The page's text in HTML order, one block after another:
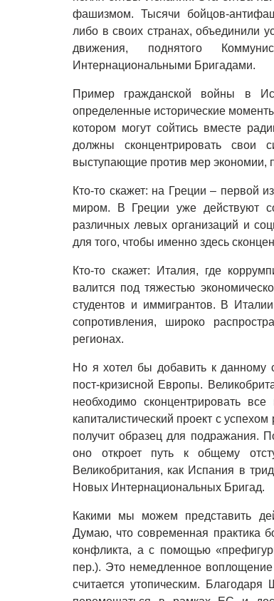
фашизмом. Тысячи бойцов-
либо в своих странах, объединили
движения, поднятого
Интернациональными Бригадами.
Пример гражданской войны в
определенные исторические
котором могут сойтись вместе
должны сконцентрировать свои
выступающие против мер экономии,
Кто-то скажет: на Греции – первой
миром. В Греции уже действуют
различных левых организаций и
для того, чтобы именно здесь
Кто-то скажет: Италия, где
валится под тяжестью
студентов и иммигрантов. В
сопротивления, широко
регионах.
Но я хотел бы добавить к данному
пост-кризисной Европы.
необходимо сконцентрировать
капиталистический проект с
получит образец для подражания.
оно откроет путь к общему
Великобритания, как Испания в
Новых Интернациональных Бригад.
Какими мы можем представить
Думаю, что современная практика
конфликта, а с помощью
пер.). Это немедленное
считается утопическим.